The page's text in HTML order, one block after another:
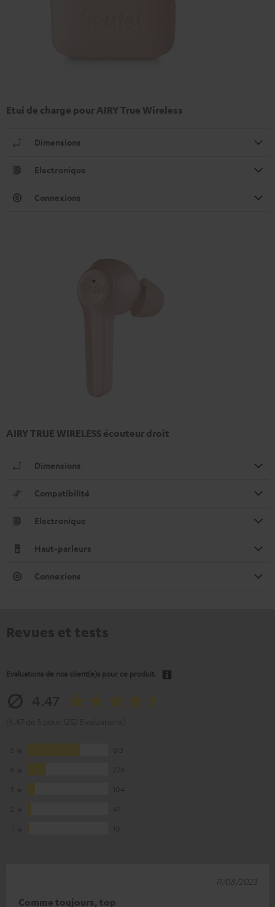
Etui de charge pour AIRY True Wireless
Dimensions
Electronique
Connexions
AIRY TRUE WIRELESS écouteur droit
Dimensions
Compatibilité
Electronique
Haut-parleurs
Connexions
Evaluations de nos client(e)s pour ce produit.
Comme toujours, top
11/08/2023